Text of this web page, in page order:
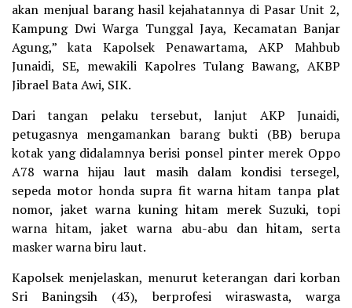
akan menjual barang hasil kejahatannya di Pasar Unit 2,
Kampung Dwi Warga Tunggal Jaya, Kecamatan Banjar
Agung,” kata Kapolsek Penawartama, AKP Mahbub
Junaidi, SE, mewakili Kapolres Tulang Bawang, AKBP
Jibrael Bata Awi, SIK.
Dari tangan pelaku tersebut, lanjut AKP Junaidi,
petugasnya mengamankan barang bukti (BB) berupa
kotak yang didalamnya berisi ponsel pinter merek Oppo
A78 warna hijau laut masih dalam kondisi tersegel,
sepeda motor honda supra fit warna hitam tanpa plat
nomor, jaket warna kuning hitam merek Suzuki, topi
warna hitam, jaket warna abu-abu dan hitam, serta
masker warna biru laut.
Kapolsek menjelaskan, menurut keterangan dari korban
Sri Baningsih (43), berprofesi wiraswasta, warga